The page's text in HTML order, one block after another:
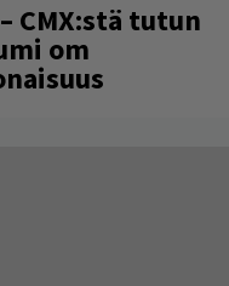
CMX:stä tutun
om